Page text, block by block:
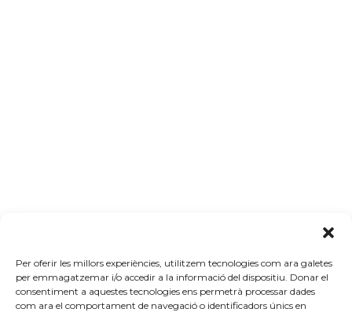
Per oferir les millors experiències, utilitzem tecnologies com ara galetes
per emmagatzemar i/o accedir a la informació del dispositiu. Donar el
consentiment a aquestes tecnologies ens permetrà processar dades
com ara el comportament de navegació o identificadors únics en
Contacta amb Barcelona